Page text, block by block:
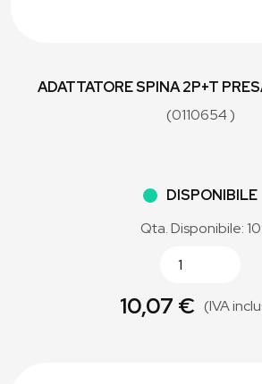
ADATTATORE SPINA 2P+T
(0110654 )
DISPONIBILE
Qta. Disponibile: 10
10,07 € (IVA